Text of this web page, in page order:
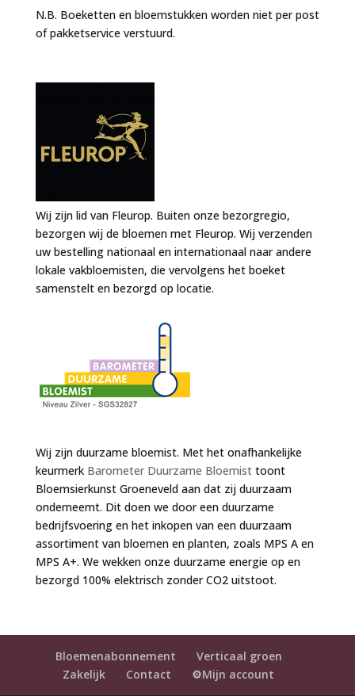
N.B. Boeketten en bloemstukken worden niet per post
of pakketservice verstuurd.
Wij zijn lid van Fleurop. Buiten onze bezorgregio,
bezorgen wij de bloemen met Fleurop. Wij verzenden
uw bestelling nationaal en internationaal naar andere
lokale vakbloemisten, die vervolgens het boeket
samenstelt en bezorgd op locatie.
Wij zijn duurzame bloemist. Met het onafhankelijke
keurmerk Barometer Duurzame Bloemisttoont
Bloemsierkunst Groeneveld aan dat zij duurzaam
onderneemt. Dit doen we door een duurzame
bedrijfsvoering en het inkopen van een duurzaam
assortiment van bloemen en planten, zoals MPS A en
MPS A+. We wekken onze duurzame energie op en
bezorgd 100% elektrisch zonder CO2 uitstoot.
Bloemenabonnement
Verticaal groen
Zakelijk
Contact ⚙️Mijn account